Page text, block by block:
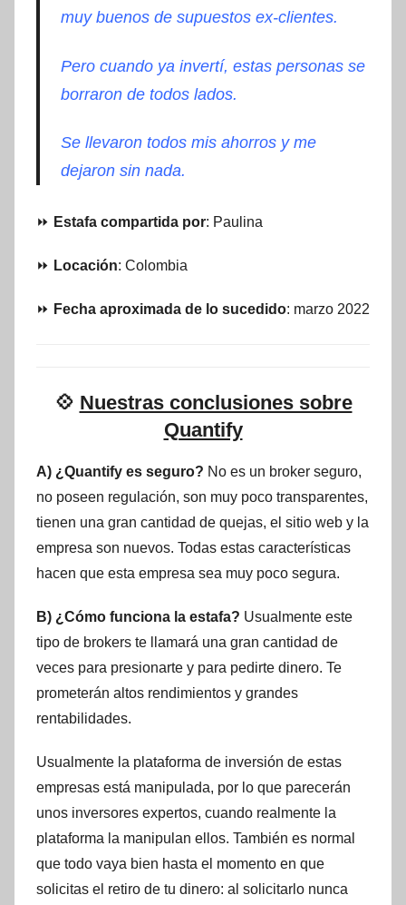
muy buenos de supuestos ex-clientes.
Pero cuando ya invertí, estas personas se
borraron de todos lados.
Se llevaron todos mis ahorros y me
dejaron sin nada.
⏩ Estafa compartida por: Paulina
⏩ Locación: Colombia
⏩ Fecha aproximada de lo sucedido: marzo 2022
💠 Nuestras conclusiones sobre
Quantify
A) ¿Quantify es seguro? No es un broker seguro,
no poseen regulación, son muy poco transparentes,
tienen una gran cantidad de quejas, el sitio web y la
empresa son nuevos. Todas estas características
hacen que esta empresa sea muy poco segura.
B) ¿Cómo funciona la estafa? Usualmente este
tipo de brokers te llamará una gran cantidad de
veces para presionarte y para pedirte dinero. Te
prometerán altos rendimientos y grandes
rentabilidades.
Usualmente la plataforma de inversión de estas
empresas está manipulada, por lo que parecerán
unos inversores expertos, cuando realmente la
plataforma la manipulan ellos. También es normal
que todo vaya bien hasta el momento en que
solicitas el retiro de tu dinero: al solicitarlo nunca